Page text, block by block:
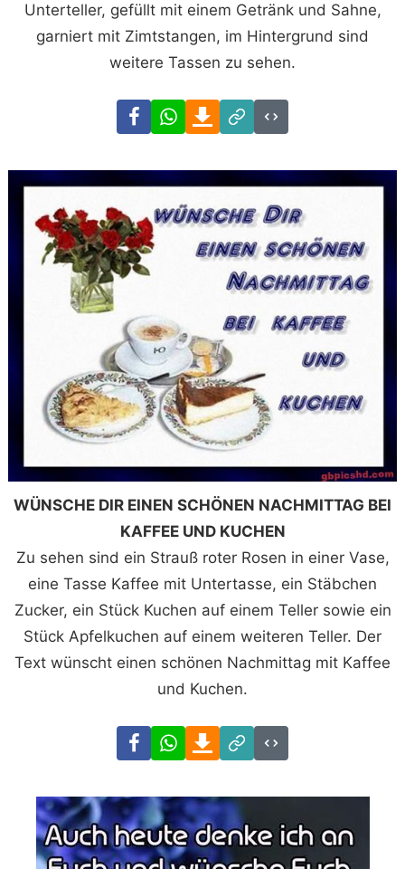
Unterteller, gefüllt mit einem Getränk und Sahne,
garniert mit Zimtstangen, im Hintergrund sind
weitere Tassen zu sehen.
FacebookWhatsAppDownload
Link
Code
WÜNSCHE DIR EINEN SCHÖNEN NACHMITTAG BEI
KAFFEE UND KUCHEN
Zu sehen sind ein Strauß roter Rosen in einer Vase,
eine Tasse Kaffee mit Untertasse, ein Stäbchen
Zucker, ein Stück Kuchen auf einem Teller sowie ein
Stück Apfelkuchen auf einem weiteren Teller. Der
Text wünscht einen schönen Nachmittag mit Kaffee
und Kuchen.
FacebookWhatsAppDownload
Link
Code